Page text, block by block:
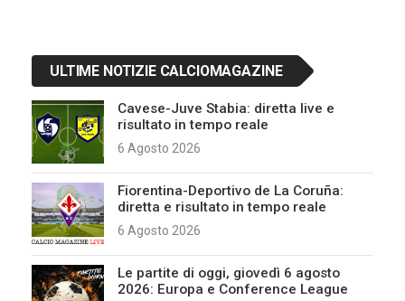
ULTIME NOTIZIE CALCIOMAGAZINE
Cavese-Juve Stabia: diretta live e
risultato in tempo reale
6 Agosto 2026
Fiorentina-Deportivo de La Coruña:
diretta e risultato in tempo reale
6 Agosto 2026
Le partite di oggi, giovedì 6 agosto
2026: Europa e Conference League